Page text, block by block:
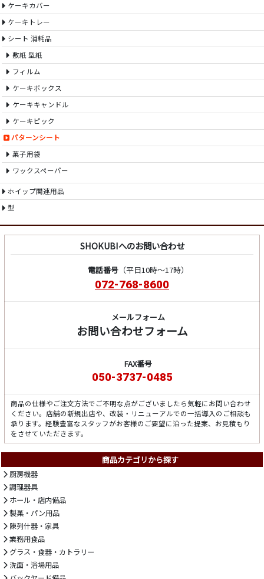
ケーキカバー
ケーキトレー
シート 消耗品
敷紙 型紙
フィルム
ケーキボックス
ケーキキャンドル
ケーキピック
パターンシート
菓子用袋
ワックスペーパー
ホイップ関連用品
型
SHOKUBIへのお問い合わせ
電話番号（平日10時～17時）
072-768-8600
メールフォーム
お問い合わせフォーム
FAX番号
050-3737-0485
商品の仕様やご注文方法でご不明な点がございましたら気軽にお問い合わせ
ください。店舗の新規出店や、改装・リニューアルでの一括導入のご相談も
承ります。経験豊富なスタッフがお客様のご要望に沿った提案、お見積もり
をさせていただきます。
商品カテゴリから探す
厨房機器
調理器具
ホール・店内備品
製菓・パン用品
陳列什器・家具
業務用食品
グラス・食器・カトラリー
洗面・浴場用品